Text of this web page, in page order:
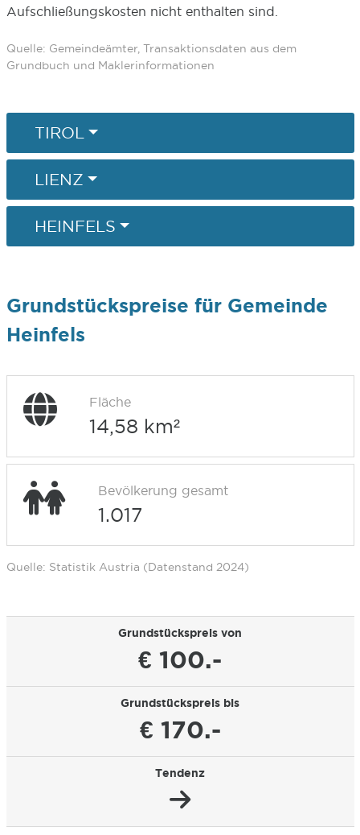
Aufschließungskosten nicht enthalten sind.
Quelle: Gemeindeämter, Transaktionsdaten aus dem
Grundbuch und Maklerinformationen
TIROL
LIENZ
HEINFELS
Grundstückspreise für Gemeinde
Heinfels
Fläche
14,58 km²
Bevölkerung gesamt
1.017
Quelle: Statistik Austria (Datenstand 2024)
Grundstückspreis von
€ 100.-
Grundstückspreis bis
€ 170.-
Tendenz